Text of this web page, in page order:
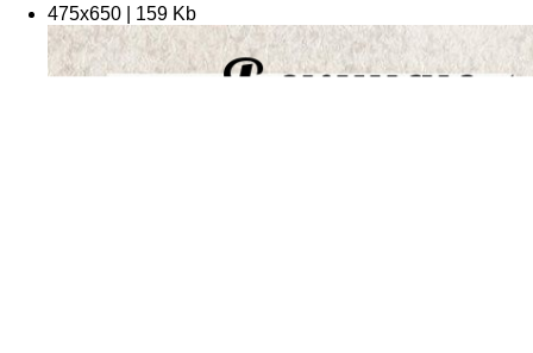
475х650 | 159 Kb